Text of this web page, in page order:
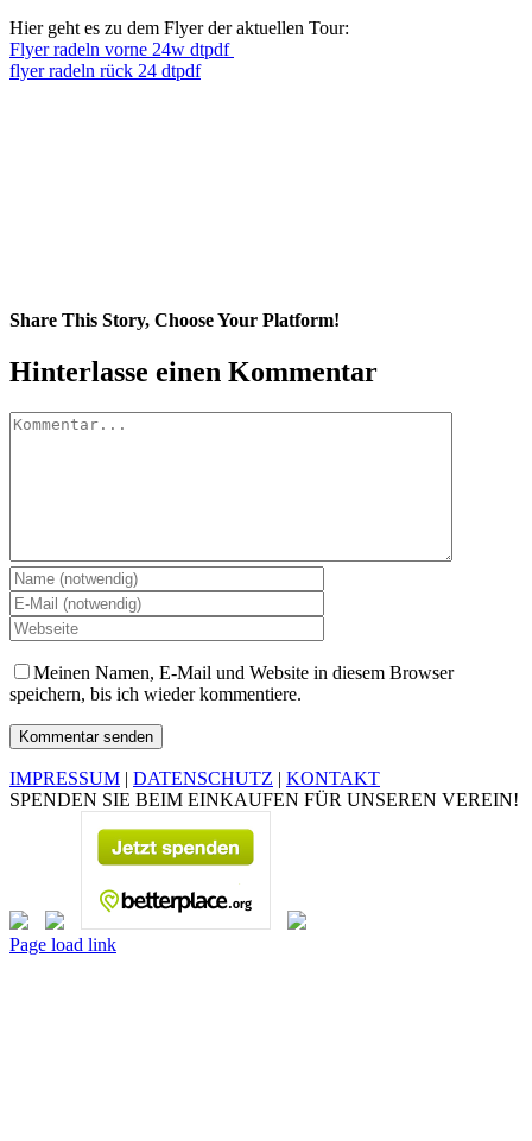
Hier geht es zu dem Flyer der aktuellen Tour:
Flyer radeln vorne 24w dtpdf
flyer radeln rück 24 dtpdf
Share This Story, Choose Your Platform!
Facebook
Twitter
Pinterest
Vk
E-
Mail
Hinterlasse einen Kommentar
Kommentar
Meinen Namen, E-Mail und Website in diesem Browser
speichern, bis ich wieder kommentiere.
IMPRESSUM | DATENSCHUTZ | KONTAKT
SPENDEN SIE BEIM EINKAUFEN FÜR UNSEREN VEREIN!
Page load link